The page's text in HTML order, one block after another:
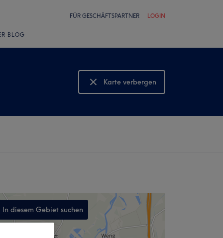
FÜR GESCHÄFTSPARTNER LOGIN
BLOG
Karte verbergen
Karte anzeigen
In diesem Gebiet suchen
,